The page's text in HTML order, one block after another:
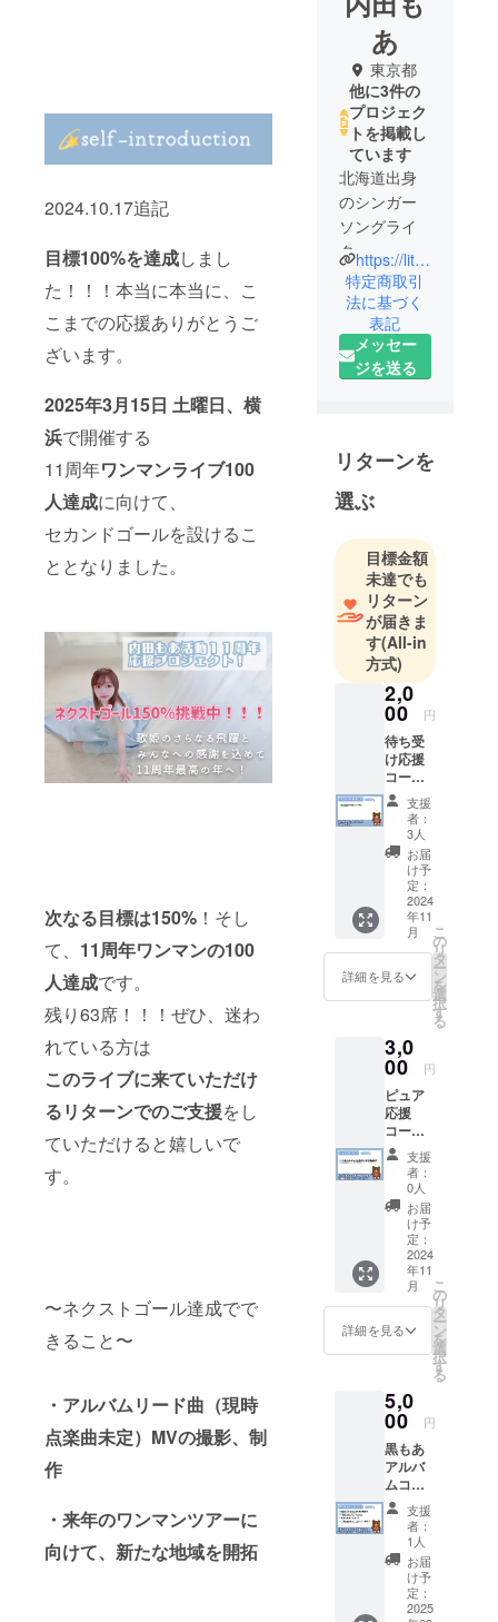
2024.10.17追記
目標100%を達成しまし
た！！！本当に本当に、こ
こまでの応援ありがとうご
ざいます。
2025年3月15日 土曜日、横
浜で開催する
11周年ワンマンライブ100
人達成に向けて、
セカンドゴールを設けるこ
ととなりました。
次なる目標は150% ！そし
て、 11周年ワンマンの100
人達成です。
残り63席！！！ぜひ、迷わ
れている方は
このライブに来ていただけ
るリターンでのご支援をし
ていただけると嬉しいで
す。
〜ネクストゴール達成でで
きること〜
・アルバムリード曲（現時
点楽曲未定）MVの撮影、制
作
・来年のワンマンツアーに
向けて、新たな地域を開拓
あ
東京都
他に3件の
プロジェク
トを掲載し
ています
北海道出身
のシンガー
ソングライ
ター。
全国ツアー
などのライ
ブ活動、楽
曲提供など
も行ってい
UR開催決
定！９月7日
より全国５
催。
https://lit.link/moa
特定商取引
法に基づく
表記
メッセー
ジを送る
リターンを
選ぶ
目標金額
未達でも
リターン
が届きま
す(All-in
方式)
2,0
00 円
待ち受
け応援
コース
もあの
待受画
像ラン
ダム1枚
（メッ
セージ
にて、
転送
サービ
スを
使って
お届け
いたし
支援
者：
3人
お届
け予
定：
2024
年11
月
詳細を見る
こ
の
リ
タ
ー
ン
を
選
択
す
る
3,0
00 円
ピュア
応援
コース
・もあ
からの
心を込
めたお
礼動画
（YouT
ube限定
urlを
メッ
セージ
にてお
知ら
せ）
支援
者：
0人
お届
け予
定：
2024
年11
月
詳細を見る
こ
の
リ
タ
ー
ン
を
選
択
す
る
5,0
00 円
黒もあ
アルバ
ムコー
ス ・も
あから
の心を
込めた
お礼動
（YouT
支援
者：
1人
お届
け予
定：
2025